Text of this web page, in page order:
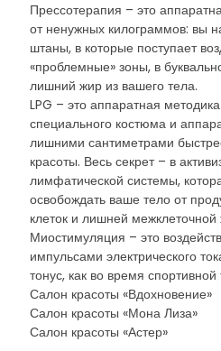
Прессотерапия – это
от ненужных килограммов: вы
штаны, в которые поступает
«проблемные» зоны, в
лишний жир из вашего тела.
LPG – это аппаратная
специального костюма и
лишними сантиметрами
красоты. Весь секрет – в
лимфатической системы,
освобождать ваше тело от
клеток и лишней межклеточной
Миостимуляция – это
импульсами электрического
тонус, как во время спортивной
Салон красоты «Вдохновение»
Салон красоты «Мона Лиза»
Салон красоты «Астер»